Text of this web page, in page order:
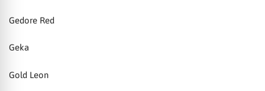
Gedore Red
Geka
Gold Leon